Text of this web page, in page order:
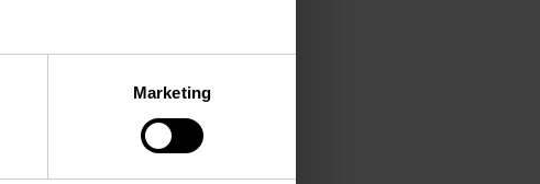
Marketing